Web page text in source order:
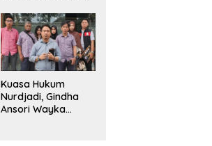
Kuasa Hukum
Nurdjadi, Gindha
Ansori Wayka